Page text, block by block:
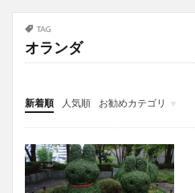
TAG
オランダ
新着順 人気順
お勧めカテゴリ
投稿
学び
マンガ
電子書籍